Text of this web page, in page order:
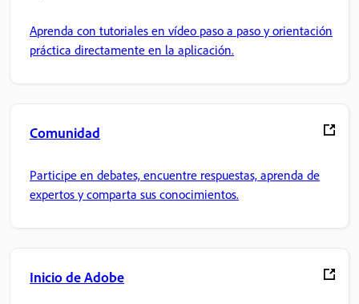
Aprenda con tutoriales en vídeo paso a paso y orientación
práctica directamente en la aplicación.
Comunidad
Participe en debates, encuentre respuestas, aprenda de
expertos y comparta sus conocimientos.
Inicio de Adobe